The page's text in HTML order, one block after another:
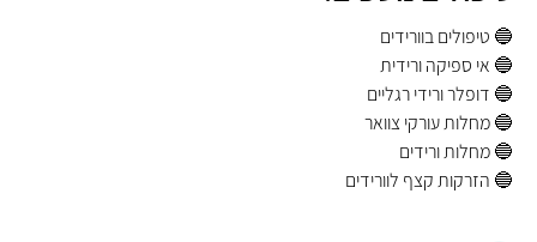
🔵 טיפולים בוורידים
🔵 אי ספיקה ורידית
🔵 דופלר ורידי רגליים
🔵 מחלות עורקי צוואר
🔵 מחלות ורידים
🔵 הזרקות קצף לוורידים